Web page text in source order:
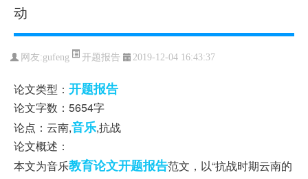
动
网友:gufeng 开题报告 2019-12-04 16:43:37
论文类型： 开题报告
论文字数：5654字
论点：云南,音乐,抗战
论文概述：
本文为音乐教育论文开题报告范文，以“抗战时期云南的